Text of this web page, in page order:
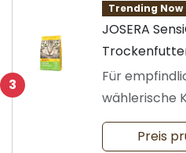
3
Trending Now
JOSERA
Für
wählerische
Preis